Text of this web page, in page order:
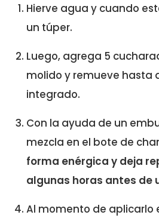
Hierve agua y cuando
un túper.
Luego, agrega 5
molido y remueve hasta
integrado.
Con la ayuda de un
mezcla en el bote de
forma enérgica y deja
algunas horas antes de
Al momento de aplicarlo